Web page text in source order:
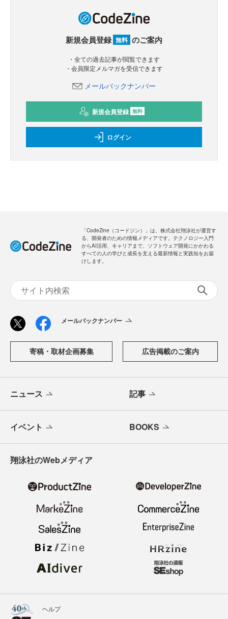
新規会員登録 無料 のご案内
・全ての過去記事が閲覧できます
・会員限定メルマガを受信できます
メールバックナンバー
新規会員登録 無料
ログイン
「CodeZine（コードジン）」は、株式会社翔泳社が運営す
る、開発者のための情報メディアです。テクノロジー入門
からAI活用、キャリアまで、ソフトウェア開発にかかわる
すべての人の学びと成長を支える最新情報と実践知をお届
けします。
メールバックナンバー
寄稿・取材企画募集 広告掲載のご案内
ニュース 記事
イベント BOOKS
翔泳社のWebメディア
ヘルプ